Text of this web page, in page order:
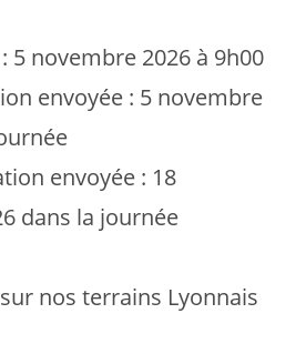
5 novembre 2026 à 9h00
envoyée : 5 novembre
envoyée : 18
dans la journée
nos terrains Lyonnais